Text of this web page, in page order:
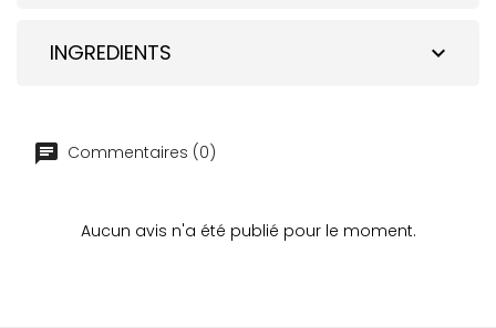
expand_more
INGREDIENTS
Commentaires (0)
Aucun avis n'a été publié pour le moment.